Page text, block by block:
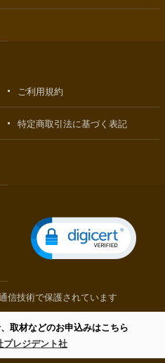
ご利用規約
特定商取引法に基づく表記
信技術で保護されています
取材などのお申込みはこちら
プレジデント社